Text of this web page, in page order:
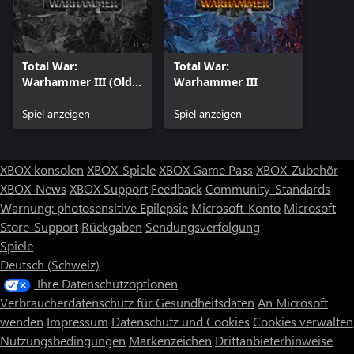
● 2 Kommandanten & Helden
● 5 Schlachteinheiten
● 3 Legendäre Söldnerregimenter
● Neue Spielmechaniken und Funktionen
● Nur in „Reiche der Unsterblichen“ und benutzerdefinierten
Gefechten spielbar.
Total War:
Warhammer III (Old
Spiel anzeigen
Total War:
Warhammer III
Spiel anzeigen
XBOX konsolen XBOX-SpieleXBOX Game Pass XBOX-Zubehör
XBOX-News XBOX Support FeedbackCommunity-Standards
Warnung: photosensitive Epilepsie Microsoft-Konto Microsoft
Store-Support Rückgaben Sendungsverfolgung
Spiele
Deutsch (Schweiz)
Ihre Datenschutzoptionen
Verbraucherdatenschutz für Gesundheitsdaten An Microsoft
wenden Impressum Datenschutz und Cookies Cookies verwalten
Nutzungsbedingungen Markenzeichen Drittanbieterhinweise